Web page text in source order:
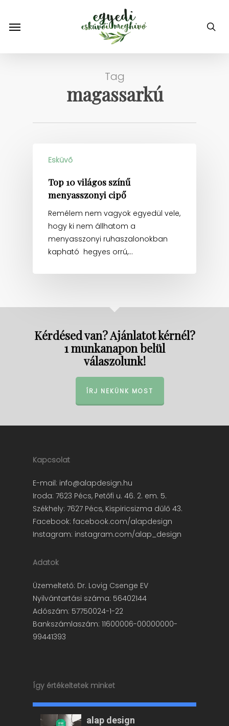
main
Menu
Tag
magassarkú
Esküvő
Top 10 világos színű
menyasszonyi cipő
Remélem nem vagyok egyedül vele,
hogy ki nem állhatom a
menyasszonyi ruhaszalonokban
kapható hegyes orrú,…
Kérdésed van? Ajánlatot kérnél?
1 munkanapon belül
válaszolunk!
ÍRJ NEKÜNK MOST
Kapcsolat
E-mail: info@alapdesign.hu
Iroda: 7623 Pécs, Petőfi u. 46. 2. em. 5.
Székhely: 7627 Pécs, Kispiricsizma dűlő 43.
Facebook: facebook.com/alapdesign
Instagram: instagram.com/alap_design
Adatok
Üzemeltető: Dr. Lovig Csenge EV
Nyilvántartási száma: 56402144
Adószám: 57750024-1-22
Bankszámlaszám: 11600006-00000000-
99441393
Így értékeltetek minket
alap design